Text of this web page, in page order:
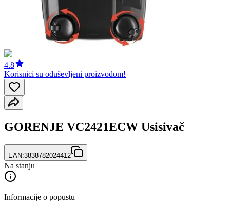
4.8
Korisnici su oduševljeni proizvodom!
GORENJE VC2421ECW Usisivač
EAN:3838782024412
Na stanju
Informacije o popustu